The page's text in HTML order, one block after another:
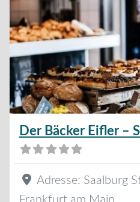
Der Bäcker Eifler –
Adresse: Saalburg